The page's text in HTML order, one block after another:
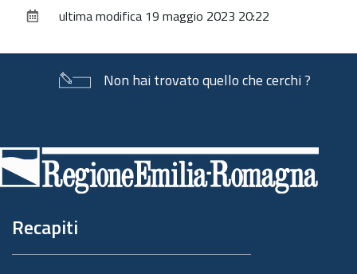
documentoultima modifica 19 maggio 2023 20:22
Non hai trovato quello che cerchi ?
di
pagina
Recapiti